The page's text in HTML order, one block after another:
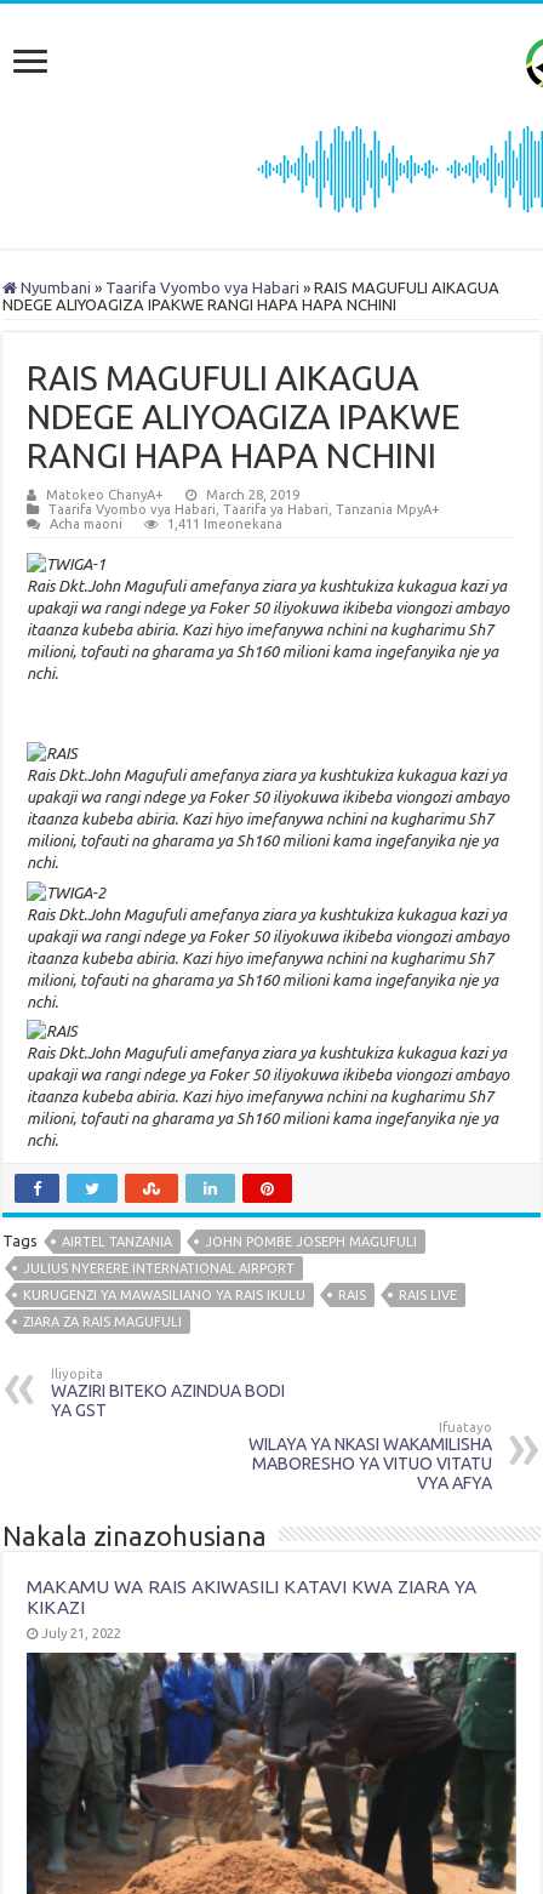
Nyumbani » Taarifa Vyombo vya Habari » RAIS MAGUFULI AIKAGUA
NDEGE ALIYOAGIZA IPAKWE RANGI HAPA HAPA NCHINI
RAIS MAGUFULI AIKAGUA
NDEGE ALIYOAGIZA IPAKWE
RANGI HAPA HAPA NCHINI
Matokeo ChanyA+
March 28, 2019
Taarifa Vyombo vya Habari ,Taarifa ya Habari ,Tanzania MpyA+
Acha maoni
1,411 Imeonekana
Rais Dkt.John Magufuli amefanya ziara ya kushtukiza kukagua kazi ya
upakaji wa rangi ndege ya Foker 50 iliyokuwa ikibeba viongozi ambayo
itaanza kubeba abiria. Kazi hiyo imefanywa nchini na kugharimu Sh7
milioni, tofauti na gharama ya Sh160 milioni kama ingefanyika nje ya
nchi.
Rais Dkt.John Magufuli amefanya ziara ya kushtukiza kukagua kazi ya
upakaji wa rangi ndege ya Foker 50 iliyokuwa ikibeba viongozi ambayo
itaanza kubeba abiria. Kazi hiyo imefanywa nchini na kugharimu Sh7
milioni, tofauti na gharama ya Sh160 milioni kama ingefanyika nje ya
nchi.
Rais Dkt.John Magufuli amefanya ziara ya kushtukiza kukagua kazi ya
upakaji wa rangi ndege ya Foker 50 iliyokuwa ikibeba viongozi ambayo
itaanza kubeba abiria. Kazi hiyo imefanywa nchini na kugharimu Sh7
milioni, tofauti na gharama ya Sh160 milioni kama ingefanyika nje ya
nchi.
Rais Dkt.John Magufuli amefanya ziara ya kushtukiza kukagua kazi ya
upakaji wa rangi ndege ya Foker 50 iliyokuwa ikibeba viongozi ambayo
itaanza kubeba abiria. Kazi hiyo imefanywa nchini na kugharimu Sh7
milioni, tofauti na gharama ya Sh160 milioni kama ingefanyika nje ya
nchi.
Tags AIRTEL TANZANIA
JOHN POMBE JOSEPH MAGUFULI
JULIUS NYERERE INTERNATIONAL AIRPORT
KURUGENZI YA MAWASILIANO YA RAIS IKULU
RAIS
RAIS LIVE
ZIARA ZA RAIS MAGUFULI
Iliyopita
WAZIRI BITEKO AZINDUA BODI
YA GST
Ifuatayo
WILAYA YA NKASI WAKAMILISHA
MABORESHO YA VITUO VITATU
VYA AFYA
Nakala zinazohusiana
MAKAMU WA RAIS AKIWASILI KATAVI KWA ZIARA YA
KIKAZI
July 21, 2022